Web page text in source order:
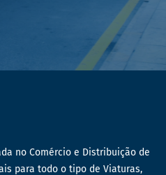
no Comércio e Distribuição de
para todo o tipo de Viaturas,